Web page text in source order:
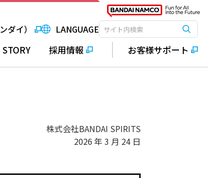
ダイ） LANGUAGE検索キーワード入力 検索
採用情報 お客様サポート
株式会社BANDAI SPIRITS
2026 年 3 月 24 日